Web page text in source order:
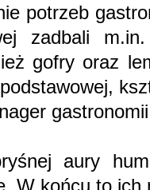
potrzeb
zadbali
gofry oraz
aury
W końcu to